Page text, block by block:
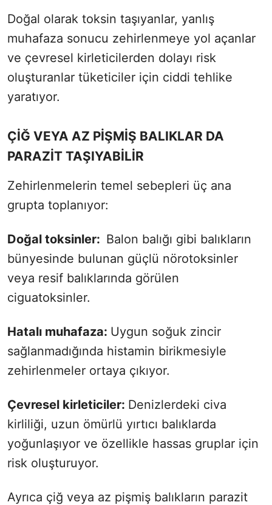
Doğal olarak toksin taşıyanlar, yanlış
muhafaza sonucu zehirlenmeye yol açanlar
ve çevresel kirleticilerden dolayı risk
oluşturanlar tüketiciler için ciddi tehlike
yaratıyor.
ÇİĞ VEYA AZ PİŞMİŞ BALIKLAR DA
PARAZİT TAŞIYABİLİR
Zehirlenmelerin temel sebepleri üç ana
grupta toplanıyor:
Doğal toksinler: Balon balığı gibi balıkların
bünyesinde bulunan güçlü nörotoksinler
veya resif balıklarında görülen
ciguatoksinler.
Hatalı muhafaza: Uygun soğuk zincir
sağlanmadığında histamin birikmesiyle
zehirlenmeler ortaya çıkıyor.
Çevresel kirleticiler: Denizlerdeki civa
kirliliği, uzun ömürlü yırtıcı balıklarda
yoğunlaşıyor ve özellikle hassas gruplar için
risk oluşturuyor.
Ayrıca çiğ veya az pişmiş balıkların parazit